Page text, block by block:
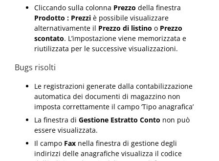
Cliccando sulla colonna Prezzo della finestra
Prodotto : Prezzi è possibile visualizzare
alternativamente il Prezzo di listino o Prezzo
scontato. L’impostazione viene memorizzata e
riutilizzata per le successive visualizzazioni.
Bugs risolti
Le registrazioni generate dalla contabilizzazione
automatica dei documenti di magazzino non
imposta correttamente il campo ‘Tipo anagrafica’
La finestra di Gestione Estratto Conto non può
essere visualizzata.
Il campo Fax nella finestra di gestione degli
indirizzi delle anagrafiche visualizza il codice